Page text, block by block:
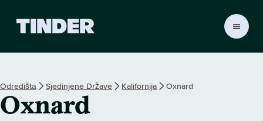
r
Odredištа Sjedinjene Države Kalifornija Oxnard
Oxnard